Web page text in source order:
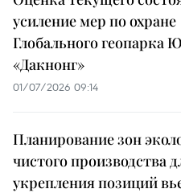
усиление мер по охране
Глобального
«Дакнонг»
01/07/2026 09:14
Планирование зон
чистого производства
укрепления позиций